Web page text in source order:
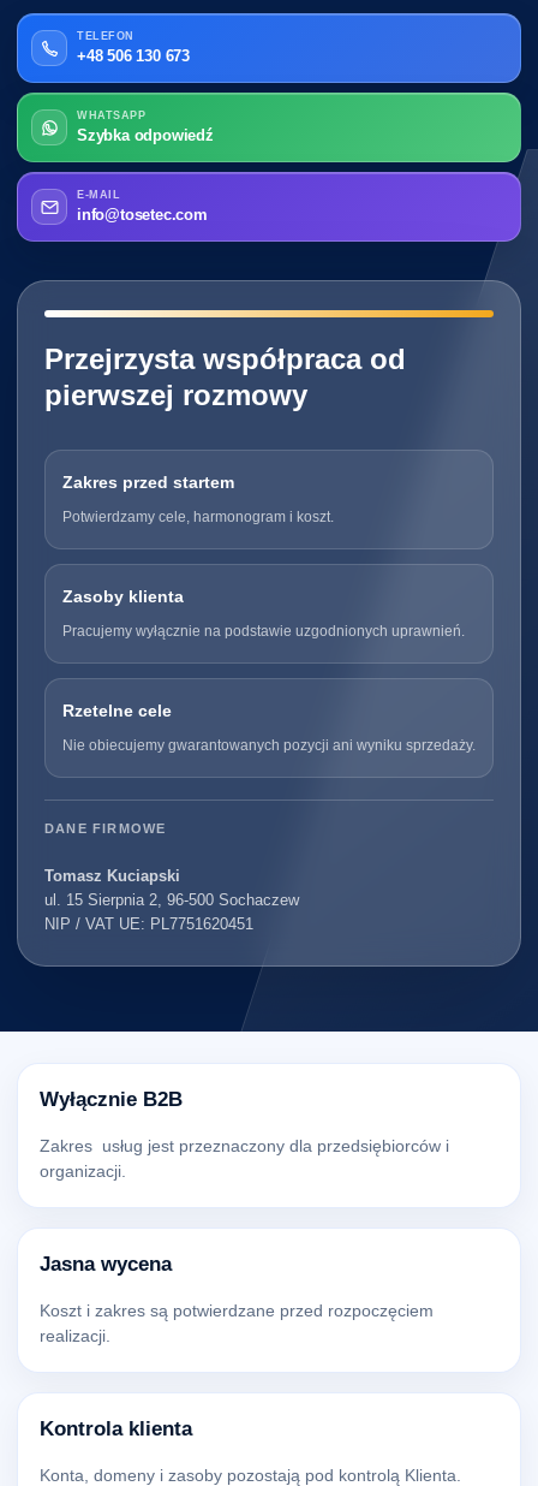
TELEFON
+48 506 130 673
WHATSAPP
Szybka odpowiedź
E-MAIL
info@tosetec.com
━━━━━━━━━━━━━━━━━━━━━━━━━━━━
Przejrzysta współpraca od
pierwszej rozmowy
Zakres przed startem
Potwierdzamy cele, harmonogram i koszt.
Zasoby klienta
Pracujemy wyłącznie na podstawie uzgodnionych uprawnień.
Rzetelne cele
Nie obiecujemy gwarantowanych pozycji ani wyniku sprzedaży.
DANE FIRMOWE
Tomasz Kuciapski
ul. 15 Sierpnia 2, 96-500 Sochaczew
NIP / VAT UE: PL7751620451
Wyłącznie B2B
Zakres usług jest przeznaczony dla przedsiębiorców i
organizacji.
Jasna wycena
Koszt i zakres są potwierdzane przed rozpoczęciem
realizacji.
Kontrola klienta
Konta, domeny i zasoby pozostają pod kontrolą Klienta.